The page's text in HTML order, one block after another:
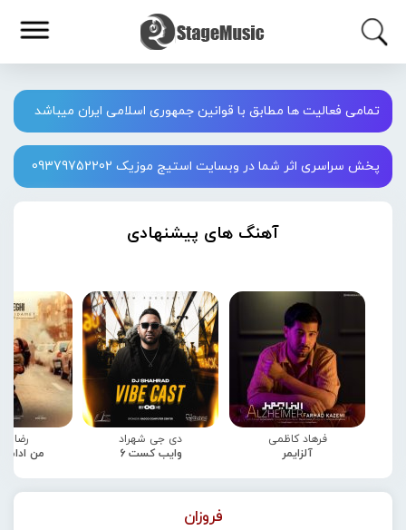
تمامی فعالیت ها مطابق با قوانین جمهوری اسلامی ایران میباشد
پخش سراسری اثر شما در وبسایت استیج موزیک 09379752202
آهنگ های پیشنهادی
فرهاد کاظمی
آلزایمر
دی جی شهراد
وایب کست 6
رضا
من
فروزان